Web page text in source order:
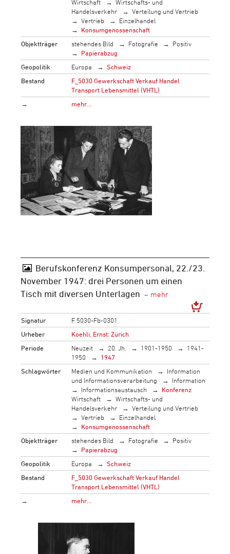
Wirtschaft
Wirtschafts- und
Handelsverkehr
Verteilung und Vertrieb
Vertrieb
Einzelhandel
Konsumgenossenschaft
Objektträger
stehendes Bild Fotografie
Positiv
Papierabzug
Geopolitik
Europa
Schweiz
Bestand
F_5030 Gewerkschaft Verkauf Handel
Transport Lebensmittel (VHTL)
→
mehr…
Berufskonferenz Konsumpersonal, 22./23.
November 1947: drei Personen um einen
Tisch mit diversen Unterlagen
Signatur
F 5030-Fb-0301
Urheber
Koehli, Ernst: Zürich
Periode
Neuzeit 20. Jh. 1901-1950
1941-
1950
1947
Schlagwörter
Medien und Kommunikation
Information
und Informationsverarbeitung
Information
Informationsaustausch
Konferenz
Wirtschaft
Wirtschafts- und
Handelsverkehr
Verteilung und Vertrieb
Vertrieb
Einzelhandel
Konsumgenossenschaft
Objektträger
stehendes Bild Fotografie
Positiv
Papierabzug
Geopolitik
Europa
Schweiz
Bestand
F_5030 Gewerkschaft Verkauf Handel
Transport Lebensmittel (VHTL)
→
mehr…